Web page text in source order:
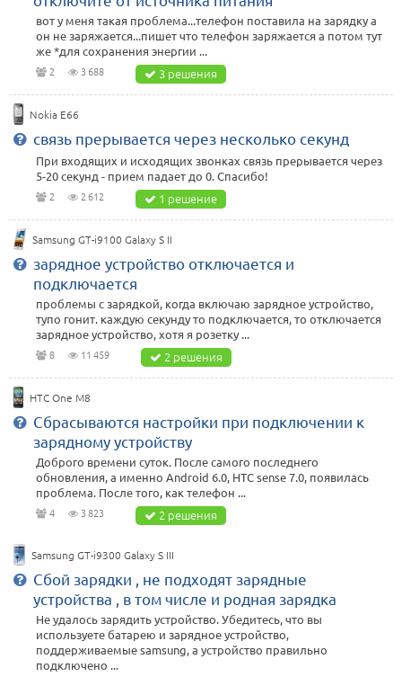
вот у меня такая проблема...телефон поставила на зарядку а
он не заряжается...пишет что телефон заряжается а потом тут
же *для сохранения энергии ...
2 3 688 3 решения
Nokia E66
связь прерывается через несколько секунд
При входящих и исходящих звонках связь прерывается через
5-20 секунд - прием падает до 0. Спасибо!
2 2 612 1 решение
Samsung GT-i9100 Galaxy S II
зарядное устройство отключается и
подключается
проблемы с зарядкой, когда включаю зарядное устройство,
тупо гонит. каждую секунду то подключается, то отключается
зарядное устройство, хотя я розетку ...
8 11 459 2 решения
HTC One M8
Сбрасываются настройки при подключении к
зарядному устройству
Доброго времени суток. После самого последнего
обновления, а именно Android 6.0, HTC sense 7.0, появилась
проблема. После того, как телефон ...
4 3 823 2 решения
Samsung GT-i9300 Galaxy S III
Сбой зарядки , не подходят зарядные
устройства , в том числе и родная зарядка
Не удалось зарядить устройство. Убедитесь, что вы
используете батарею и зарядное устройство,
поддерживаемые samsung, а устройство правильно
подключено ...